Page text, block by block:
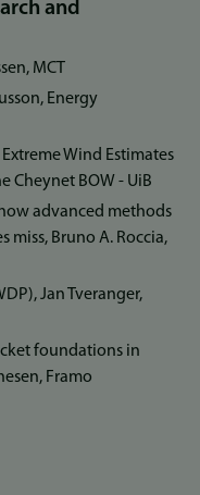
and
MCT
Energy
Wind Estimates
Cheynet BOW - UiB
advanced methods
miss, Bruno A. Roccia,
Jan Tveranger,
foundations in
Framo